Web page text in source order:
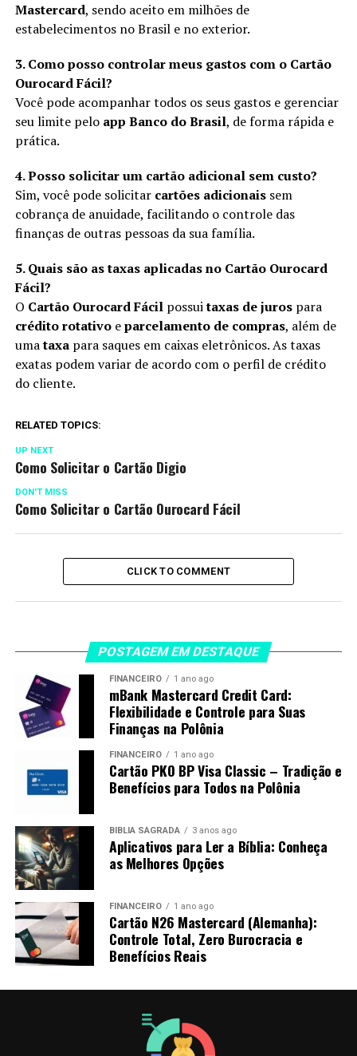
Mastercard, sendo aceito em milhões de
estabelecimentos no Brasil e no exterior.
3. Como posso controlar meus gastos com o Cartão
Ourocard Fácil?
Você pode acompanhar todos os seus gastos e gerenciar
seu limite pelo app Banco do Brasil, de forma rápida e
prática.
4. Posso solicitar um cartão adicional sem custo?
Sim, você pode solicitar cartões adicionaissem
cobrança de anuidade, facilitando o controle das
finanças de outras pessoas da sua família.
5. Quais são as taxas aplicadas no Cartão Ourocard
Fácil?
O Cartão Ourocard Fácilpossuitaxas de jurospara
crédito rotativoeparcelamento de compras, além de
umataxapara saques em caixas eletrônicos. As taxas
exatas podem variar de acordo com o perfil de crédito
do cliente.
RELATED TOPICS:
UP NEXT
Como Solicitar o Cartão Digio
DON'T MISS
Como Solicitar o Cartão Ourocard Fácil
CLICK TO COMMENT
POSTAGEM EM DESTAQUE
FINANCEIRO 1 ano ago
mBank Mastercard Credit Card:
Flexibilidade e Controle para Suas
Finanças na Polônia
FINANCEIRO 1 ano ago
Cartão PKO BP Visa Classic – Tradição e
Benefícios para Todos na Polônia
BÍBLIA SAGRADA 3 anos ago
Aplicativos para Ler a Bíblia: Conheça
as Melhores Opções
FINANCEIRO 1 ano ago
Cartão N26 Mastercard (Alemanha):
Controle Total, Zero Burocracia e
Benefícios Reais